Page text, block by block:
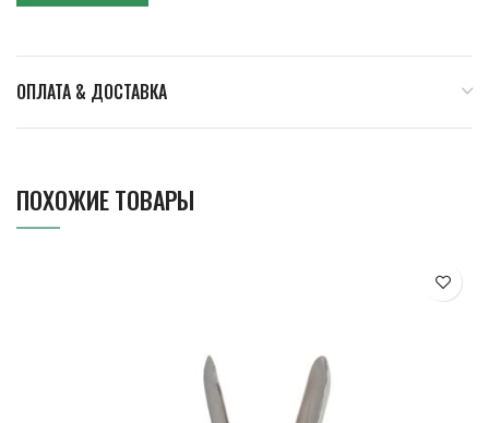
ОПЛАТА & ДОСТАВКА
ПОХОЖИЕ ТОВАРЫ